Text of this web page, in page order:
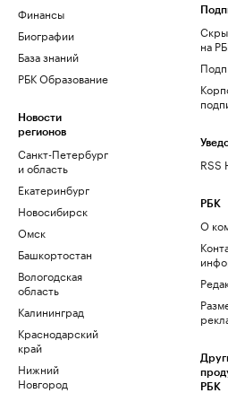
Финансы
Биографии
База знаний
РБК Образование
Новости
регионов
Санкт-Петербург
и область
Екатеринбург
Новосибирск
Омск
Башкортостан
Вологодская
область
Калининград
Краснодарский
край
Нижний
Новгород
на
RSS
РБК
О
РБК